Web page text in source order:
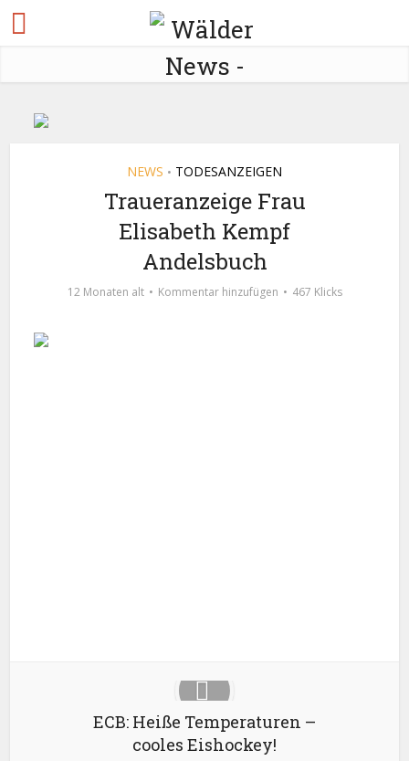
NEWS • TODESANZEIGEN
Traueranzeige Frau
Elisabeth Kempf
Andelsbuch
12 Monaten alt Kommentar hinzufügen 467 Klicks
ECB: Heiße Temperaturen –
cooles Eishockey!